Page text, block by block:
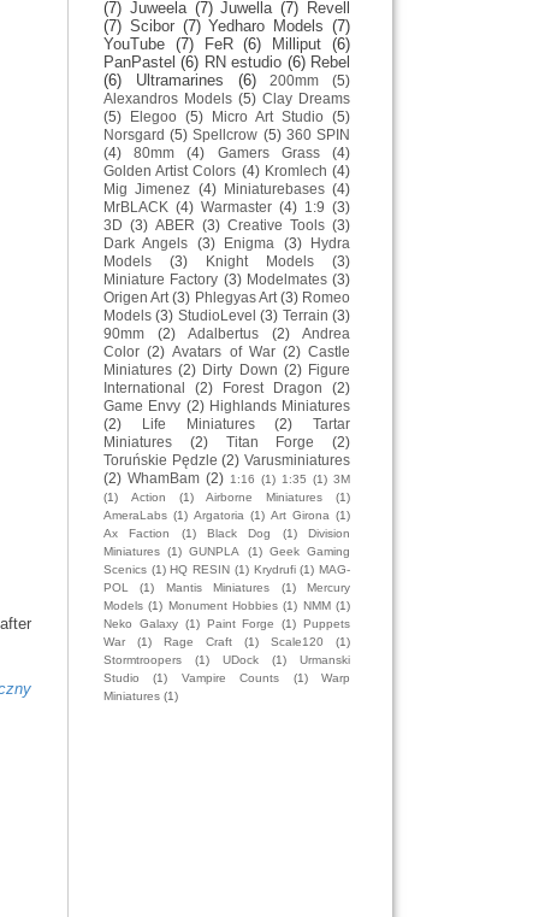
(7) Juweela (7) Juwella (7) Revell
(7) Scibor (7) Yedharo Models (7)
YouTube (7) FeR (6) Milliput
(6)
PanPastel (6) RN estudio (6) Rebel
(6)
Ultramarines (6) 200mm
(5)
Alexandros Models (5) Clay Dreams
(5)
Elegoo (5) Micro Art Studio (5)
Norsgard (5) Spellcrow (5) 360 SPIN
(4)
80mm (4) Gamers Grass
(4)
Golden Artist Colors (4) Kromlech (4)
Mig Jimenez (4) Miniaturebases (4)
MrBLACK (4) Warmaster (4) 1:9 (3)
3D (3) ABER (3) Creative Tools (3)
Dark Angels
(3) Enigma (3)
Hydra
Models
(3) Knight Models
(3)
Miniature Factory (3) Modelmates (3)
Origen Art (3) Phlegyas Art (3) Romeo
Models (3) StudioLevel (3) Terrain (3)
90mm
(2) Adalbertus (2)
Andrea
Color (2) Avatars of War (2) Castle
Miniatures (2) Dirty Down (2) Figure
International
(2) Forest Dragon
(2)
Game Envy (2) Highlands Miniatures
(2)
Life Miniatures (2)
Tartar
Miniatures
(2) Titan Forge
(2)
Toruńskie Pędzle (2) Varusminiatures
(2) WhamBam (2) 1:16 (1) 1:35 (1) 3M
(1)
Action (1) Airborne Miniatures
(1)
AmeraLabs (1) Argatoria (1) Art Girona (1)
Ax Faction
(1) Black Dog (1)
Division
Miniatures (1) GUNPLA (1) Geek Gaming
Scenics (1) HQ RESIN (1) Krydrufi (1) MAG-
POL
(1) Mantis Miniatures (1)
Mercury
Models (1) Monument Hobbies (1) NMM (1)
Neko Galaxy (1) Paint Forge (1) Puppets
War
(1) Rage Craft (1) Scale120
(1)
Stormtroopers
(1) UDock (1)
Urmanski
Studio
(1) Vampire Counts (1)
Warp
Miniatures (1)